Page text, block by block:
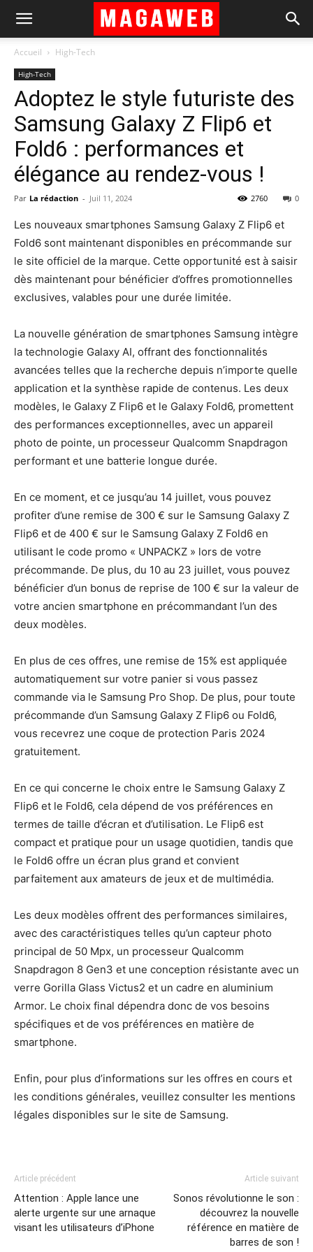
Accueil High-Tech
High-Tech
Adoptez le style futuriste des
Samsung Galaxy Z Flip6 et
Fold6 : performances et
élégance au rendez-vous !
Par La rédaction - Juil 11, 2024 0
2760
Les nouveaux smartphones Samsung Galaxy Z Flip6 et
Fold6 sont maintenant disponibles en précommande sur
le site officiel de la marque. Cette opportunité est à saisir
dès maintenant pour bénéficier d’offres promotionnelles
exclusives, valables pour une durée limitée.
La nouvelle génération de smartphones Samsung intègre
la technologie Galaxy AI, offrant des fonctionnalités
avancées telles que la recherche depuis n’importe quelle
application et la synthèse rapide de contenus. Les deux
modèles, le Galaxy Z Flip6 et le Galaxy Fold6, promettent
des performances exceptionnelles, avec un appareil
photo de pointe, un processeur Qualcomm Snapdragon
performant et une batterie longue durée.
En ce moment, et ce jusqu’au 14 juillet, vous pouvez
profiter d’une remise de 300 € sur le Samsung Galaxy Z
Flip6 et de 400 € sur le Samsung Galaxy Z Fold6 en
utilisant le code promo « UNPACKZ » lors de votre
précommande. De plus, du 10 au 23 juillet, vous pouvez
bénéficier d’un bonus de reprise de 100 € sur la valeur de
votre ancien smartphone en précommandant l’un des
deux modèles.
En plus de ces offres, une remise de 15% est appliquée
automatiquement sur votre panier si vous passez
commande via le Samsung Pro Shop. De plus, pour toute
précommande d’un Samsung Galaxy Z Flip6 ou Fold6,
vous recevrez une coque de protection Paris 2024
gratuitement.
En ce qui concerne le choix entre le Samsung Galaxy Z
Flip6 et le Fold6, cela dépend de vos préférences en
termes de taille d’écran et d’utilisation. Le Flip6 est
compact et pratique pour un usage quotidien, tandis que
le Fold6 offre un écran plus grand et convient
parfaitement aux amateurs de jeux et de multimédia.
Les deux modèles offrent des performances similaires,
avec des caractéristiques telles qu’un capteur photo
principal de 50 Mpx, un processeur Qualcomm
Snapdragon 8 Gen3 et une conception résistante avec un
verre Gorilla Glass Victus2 et un cadre en aluminium
Armor. Le choix final dépendra donc de vos besoins
spécifiques et de vos préférences en matière de
smartphone.
Enfin, pour plus d’informations sur les offres en cours et
les conditions générales, veuillez consulter les mentions
légales disponibles sur le site de Samsung.
Article précédent
Attention : Apple lance une
alerte urgente sur une arnaque
visant les utilisateurs d’iPhone
Article suivant
Sonos révolutionne le son :
découvrez la nouvelle
référence en matière de
barres de son !